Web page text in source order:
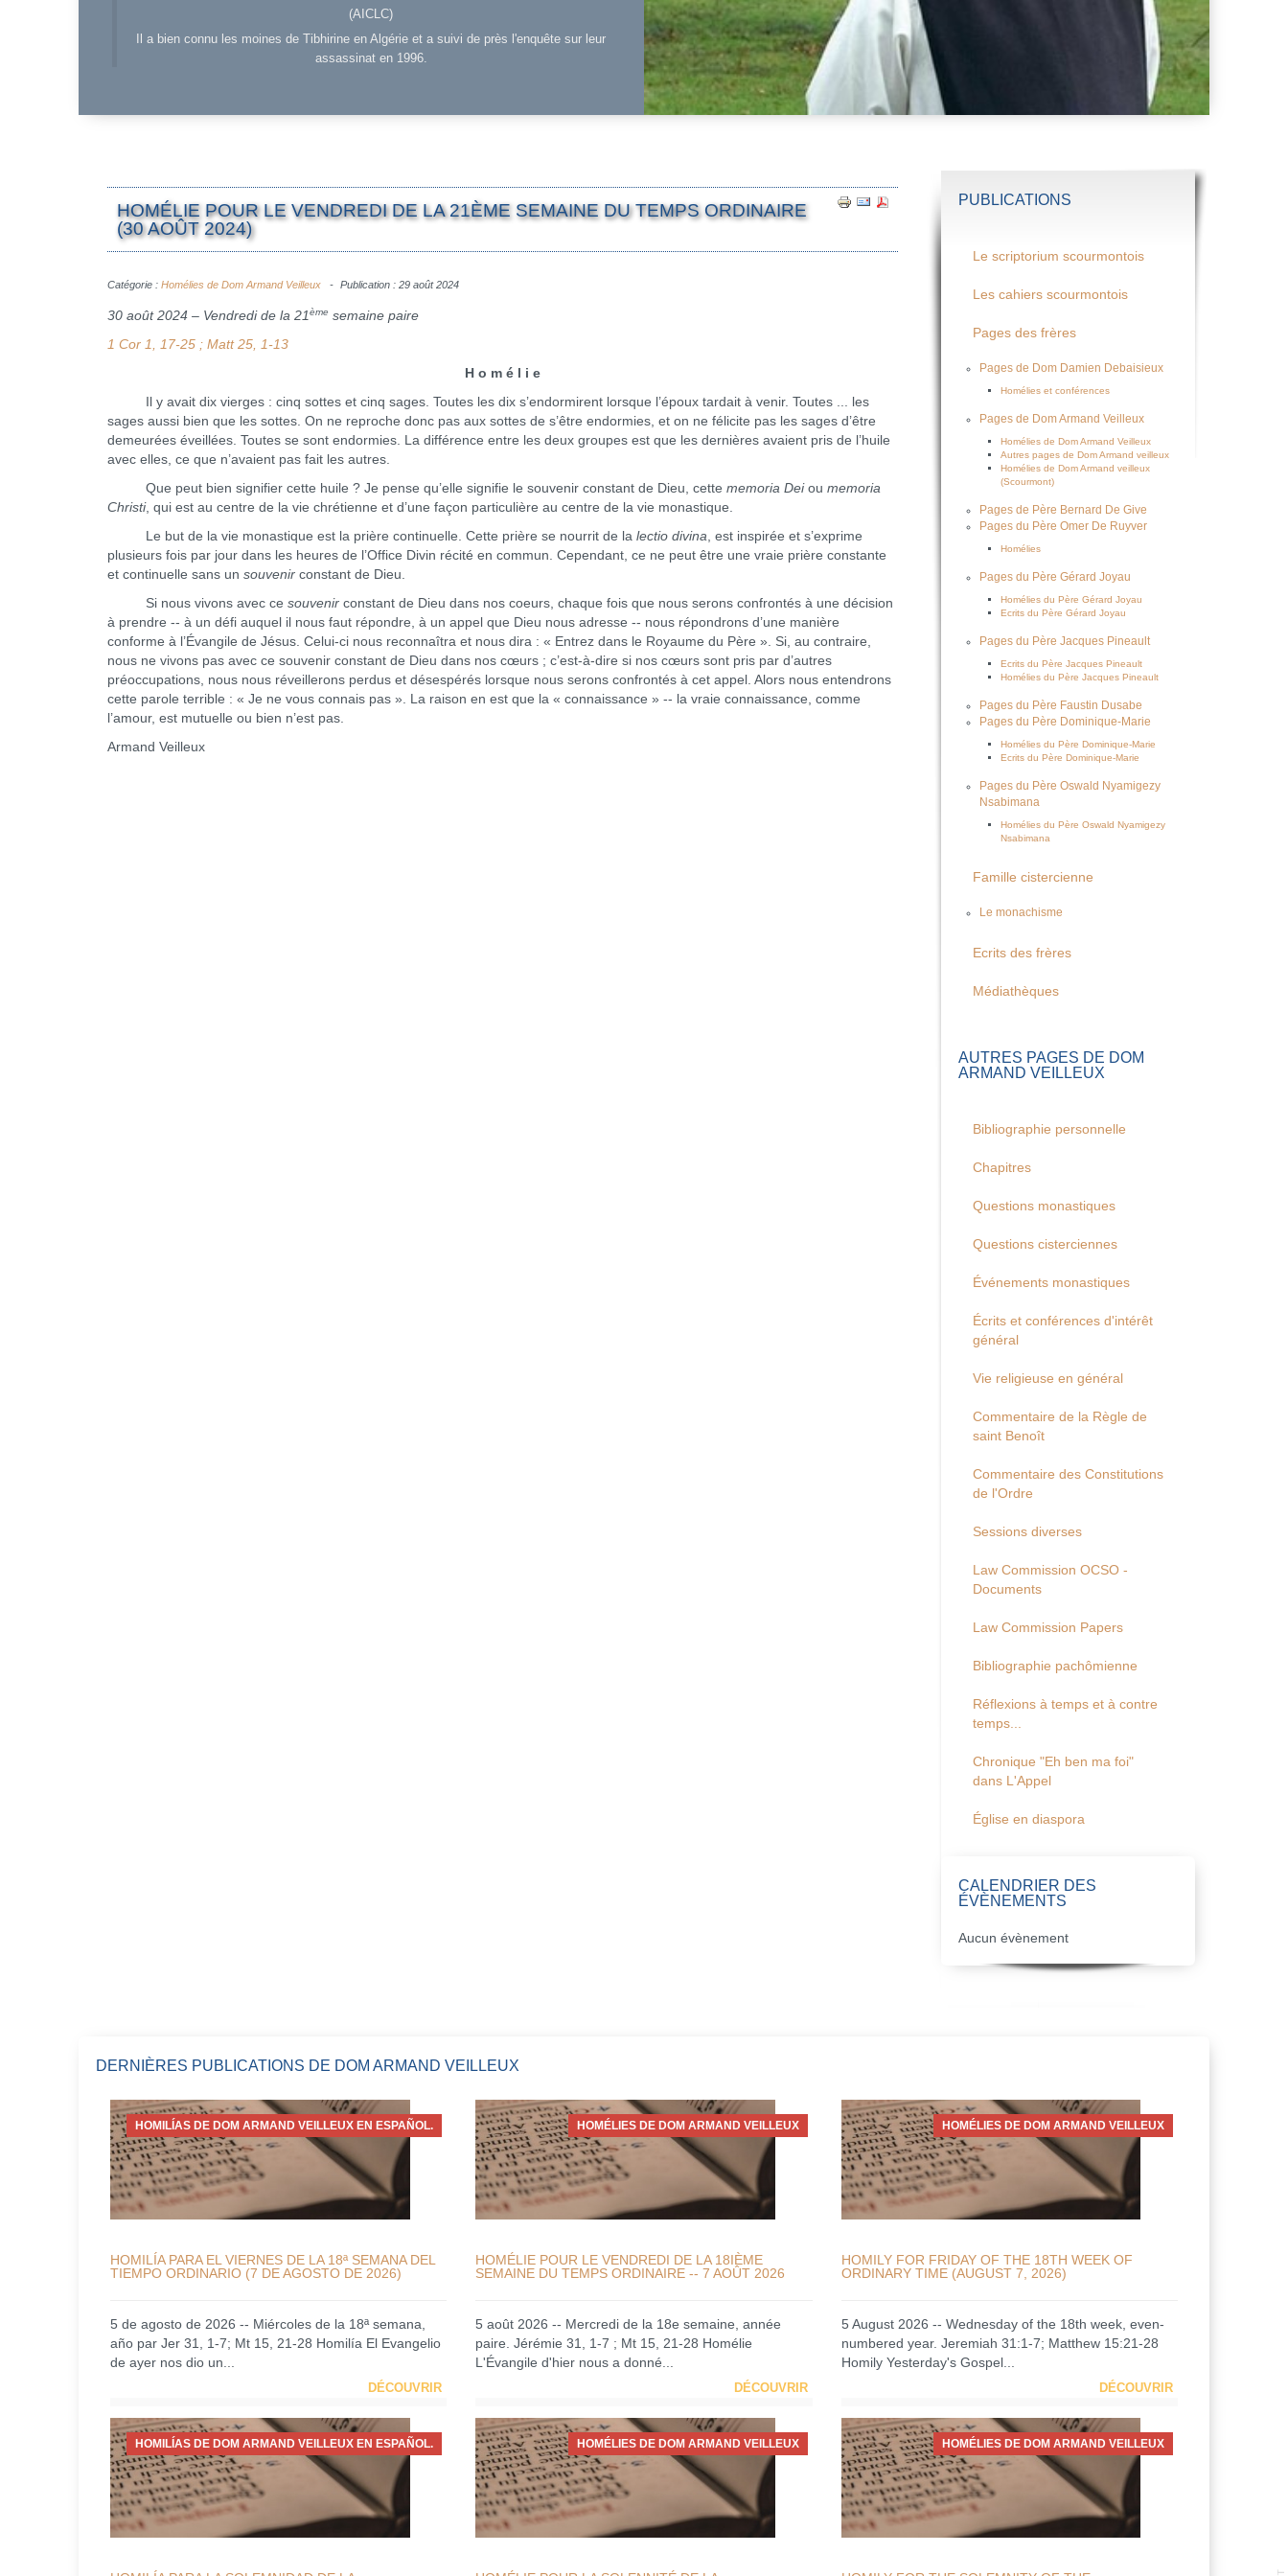
(AICLC)
Il a bien connu les moines de Tibhirine en Algérie et a suivi de près l'enquête sur leur
assassinat en 1996.
HOMÉLIE POUR LE VENDREDI DE LA 21ÈME SEMAINE DU TEMPS ORDINAIRE
(30 AOÛT 2024)
Catégorie : Homélies de Dom Armand Veilleux Publication : 29 août 2024
30 août 2024 – Vendredi de la 21ème semaine paire
1 Cor 1, 17-25 ; Matt 25, 1-13
H o m é l i e
Il y avait dix vierges : cinq sottes et cinq sages. Toutes les dix s’endormirent lorsque l’époux tardait à venir. Toutes ... les
sages aussi bien que les sottes. On ne reproche donc pas aux sottes de s’être endormies, et on ne félicite pas les sages d’être
demeurées éveillées. Toutes se sont endormies. La différence entre les deux groupes est que les dernières avaient pris de l’huile
avec elles, ce que n’avaient pas fait les autres.
Que peut bien signifier cette huile ? Je pense qu’elle signifie le souvenir constant de Dieu, cette memoria Dei ou memoria
Christi, qui est au centre de la vie chrétienne et d’une façon particulière au centre de la vie monastique.
Le but de la vie monastique est la prière continuelle. Cette prière se nourrit de la lectio divina, est inspirée et s’exprime
plusieurs fois par jour dans les heures de l’Office Divin récité en commun. Cependant, ce ne peut être une vraie prière constante
et continuelle sans un souvenir constant de Dieu.
Si nous vivons avec ce souvenir constant de Dieu dans nos coeurs, chaque fois que nous serons confrontés à une décision
à prendre -- à un défi auquel il nous faut répondre, à un appel que Dieu nous adresse -- nous répondrons d’une manière
conforme à l’Évangile de Jésus. Celui-ci nous reconnaîtra et nous dira : « Entrez dans le Royaume du Père ». Si, au contraire,
nous ne vivons pas avec ce souvenir constant de Dieu dans nos cœurs ; c’est-à-dire si nos cœurs sont pris par d’autres
préoccupations, nous nous réveillerons perdus et désespérés lorsque nous serons confrontés à cet appel. Alors nous entendrons
cette parole terrible : « Je ne vous connais pas ». La raison en est que la « connaissance » -- la vraie connaissance, comme
l’amour, est mutuelle ou bien n’est pas.
Armand Veilleux
PUBLICATIONS
Le scriptorium scourmontois
Les cahiers scourmontois
Pages des frères
Pages de Dom Damien Debaisieux
Homélies et conférences
Pages de Dom Armand Veilleux
Homélies de Dom Armand Veilleux
Autres pages de Dom Armand veilleux
Homélies de Dom Armand veilleux
(Scourmont)
Pages de Père Bernard De Give
Pages du Père Omer De Ruyver
Homélies
Pages du Père Gérard Joyau
Homélies du Père Gérard Joyau
Ecrits du Père Gérard Joyau
Pages du Père Jacques Pineault
Ecrits du Père Jacques Pineault
Homélies du Père Jacques Pineault
Pages du Père Faustin Dusabe
Pages du Père Dominique-Marie
Homélies du Père Dominique-Marie
Ecrits du Père Dominique-Marie
Pages du Père Oswald Nyamigezy
Nsabimana
Homélies du Père Oswald Nyamigezy
Nsabimana
Famille cistercienne
Le monachisme
Ecrits des frères
Médiathèques
AUTRES PAGES DE DOM
ARMAND VEILLEUX
Bibliographie personnelle
Chapitres
Questions monastiques
Questions cisterciennes
Événements monastiques
Écrits et conférences d'intérêt
général
Vie religieuse en général
Commentaire de la Règle de
saint Benoît
Commentaire des Constitutions
de l'Ordre
Sessions diverses
Law Commission OCSO -
Documents
Law Commission Papers
Bibliographie pachômienne
Réflexions à temps et à contre
temps...
Chronique "Eh ben ma foi"
dans L'Appel
Église en diaspora
CALENDRIER DES
ÉVÈNEMENTS
Aucun évènement
DERNIÈRES PUBLICATIONS DE DOM ARMAND VEILLEUX
HOMILÍAS DE DOM ARMAND VEILLEUX EN ESPAÑOL.
HOMILÍA PARA EL VIERNES DE LA 18ª SEMANA DEL
TIEMPO ORDINARIO (7 DE AGOSTO DE 2026)
5 de agosto de 2026 -- Miércoles de la 18ª semana,
año par Jer 31, 1-7; Mt 15, 21-28 Homilía El Evangelio
de ayer nos dio un...
DÉCOUVRIR
HOMÉLIES DE DOM ARMAND VEILLEUX
HOMÉLIE POUR LE VENDREDI DE LA 18IÈME
SEMAINE DU TEMPS ORDINAIRE -- 7 AOÛT 2026
5 août 2026 -- Mercredi de la 18e semaine, année
paire. Jérémie 31, 1-7 ; Mt 15, 21-28 Homélie
L'Évangile d'hier nous a donné...
DÉCOUVRIR
HOMÉLIES DE DOM ARMAND VEILLEUX
HOMILY FOR FRIDAY OF THE 18TH WEEK OF
ORDINARY TIME (AUGUST 7, 2026)
5 August 2026 -- Wednesday of the 18th week, even-
numbered year. Jeremiah 31:1-7; Matthew 15:21-28
Homily Yesterday's Gospel...
DÉCOUVRIR
HOMILÍAS DE DOM ARMAND VEILLEUX EN ESPAÑOL. HOMÉLIES DE DOM ARMAND VEILLEUX HOMÉLIES DE DOM ARMAND VEILLEUX